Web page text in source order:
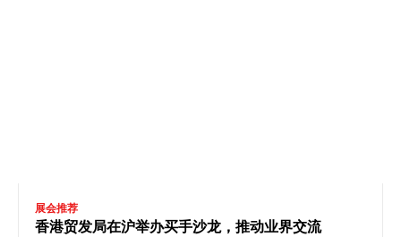
展会推荐
香港贸发局在沪举办买手沙龙，推动业界交流